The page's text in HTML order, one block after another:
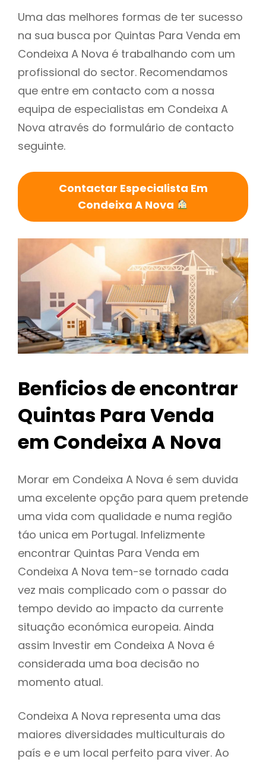
Uma das melhores formas de ter sucesso
na sua busca por Quintas Para Venda em
Condeixa A Nova é trabalhando com um
profissional do sector. Recomendamos
que entre em contacto com a nossa
equipa de especialistas em Condeixa A
Nova através do formulário de contacto
seguinte.
Contactar Especialista Em
Condeixa A Nova
Benficios de encontrar
Quintas Para Venda
em Condeixa A Nova
Morar em Condeixa A Nova é sem duvida
uma excelente opção para quem pretende
uma vida com qualidade e numa região
táo unica em Portugal. Infelizmente
encontrar Quintas Para Venda em
Condeixa A Nova tem-se tornado cada
vez mais complicado com o passar do
tempo devido ao impacto da currente
situação económica europeia. Ainda
assim Investir em Condeixa A Nova é
considerada uma boa decisão no
momento atual.
Condeixa A Nova representa uma das
maiores diversidades multiculturais do
país e e um local perfeito para viver. Ao